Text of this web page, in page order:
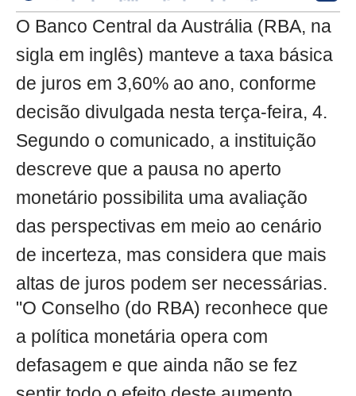
O Banco Central da Austrália (RBA, na
sigla em inglês) manteve a taxa básica
de juros em 3,60% ao ano, conforme
decisão divulgada nesta terça-feira, 4.
Segundo o comunicado, a instituição
descreve que a pausa no aperto
monetário possibilita uma avaliação
das perspectivas em meio ao cenário
de incerteza, mas considera que mais
altas de juros podem ser necessárias.
"O Conselho (do RBA) reconhece que
a política monetária opera com
defasagem e que ainda não se fez